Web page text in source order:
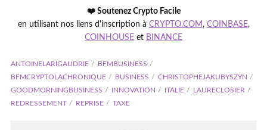
❤️ Soutenez Crypto Facile
en utilisant nos liens d'inscription à CRYPTO.COM, COINBASE,
COINHOUSE et BINANCE
ANTOINELARIGAUDRIE
BFMBUSINESS
BFMCRYPTOLACHRONIQUE
BUSINESS
CHRISTOPHEJAKUBYSZYN
GOODMORNINGBUSINESS
INNOVATION ITALIE
LAURECLOSIER
REDRESSEMENT
REPRISE TAXE